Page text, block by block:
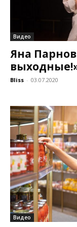
Видео
Яна
Bliss - 03.07.2020
Видео